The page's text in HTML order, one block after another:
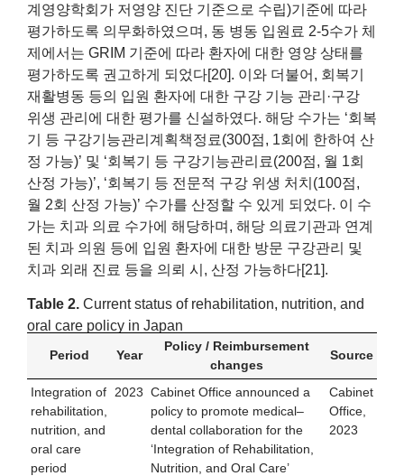
계영양학회가 저영양 진단 기준으로 수립)기준에 따라
평가하도록 의무화하였으며, 동 병동 입원료 2-5수가 체
제에서는 GRIM 기준에 따라 환자에 대한 영양 상태를
평가하도록 권고하게 되었다[20]. 이와 더불어, 회복기
재활병동 등의 입원 환자에 대한 구강 기능 관리·구강
위생 관리에 대한 평가를 신설하였다. 해당 수가는 ‘회복
기 등 구강기능관리계획책정료(300점, 1회에 한하여 산
정 가능)’ 및 ‘회복기 등 구강기능관리료(200점, 월 1회
산정 가능)’, ‘회복기 등 전문적 구강 위생 처치(100점,
월 2회 산정 가능)’ 수가를 산정할 수 있게 되었다. 이 수
가는 치과 의료 수가에 해당하며, 해당 의료기관과 연계
된 치과 의원 등에 입원 환자에 대한 방문 구강관리 및
치과 외래 진료 등을 의뢰 시, 산정 가능하다[21].
Table 2. Current status of rehabilitation, nutrition, and
oral care policy in Japan
Period Year
Policy / Reimbursement
changes
Source
Integration of
rehabilitation,
nutrition, and
oral care
period
2023 Cabinet Office announced a
policy to promote medical–
dental collaboration for the
‘Integration of Rehabilitation,
Nutrition, and Oral Care’
Cabinet
Office,
2023